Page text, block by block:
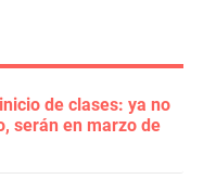
de clases: ya no
serán en marzo de